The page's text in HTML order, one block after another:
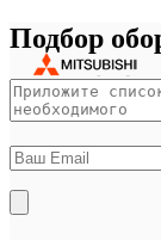
Подбор